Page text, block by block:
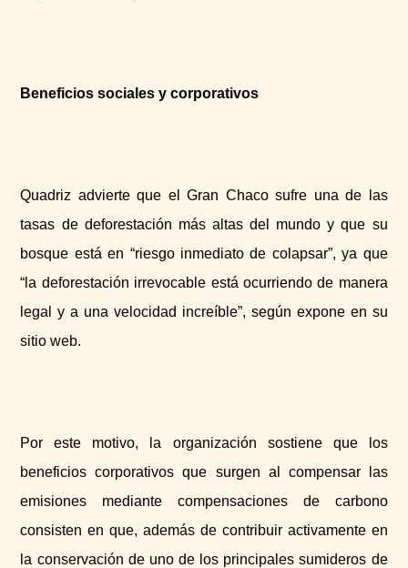
Beneficios sociales y corporativos
Quadriz advierte que el Gran Chaco sufre una de las
tasas de deforestación más altas del mundo y que su
bosque está en “riesgo inmediato de colapsar”, ya que
“la deforestación irrevocable está ocurriendo de manera
legal y a una velocidad increíble”, según expone en su
sitio web.
Por este motivo, la organización sostiene que los
beneficios corporativos que surgen al compensar las
emisiones mediante compensaciones de carbono
consisten en que, además de contribuir activamente en
la conservación de uno de los principales sumideros de